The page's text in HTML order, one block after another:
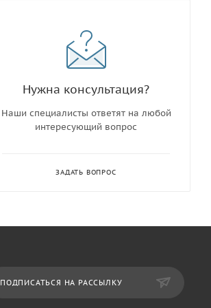
Нужна консультация?
Наши специалисты ответят на любой
интересующий вопрос
ЗАДАТЬ ВОПРОС
ПОДПИСАТЬСЯ НА РАССЫЛКУ